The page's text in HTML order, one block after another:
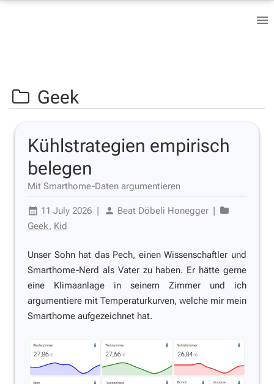
Geek
Kühlstrategien empirisch
belegen
Mit Smarthome-Daten argumentieren
11 July 2026 | Beat Döbeli Honegger |
Geek, Kid
Unser Sohn hat das Pech, einen Wissenschaftler und
Smarthome-Nerd als Vater zu haben. Er hätte gerne
eine Klimaanlage in seinem Zimmer und ich
argumentiere mit Temperaturkurven, welche mir mein
Smarthome aufgezeichnet hat.